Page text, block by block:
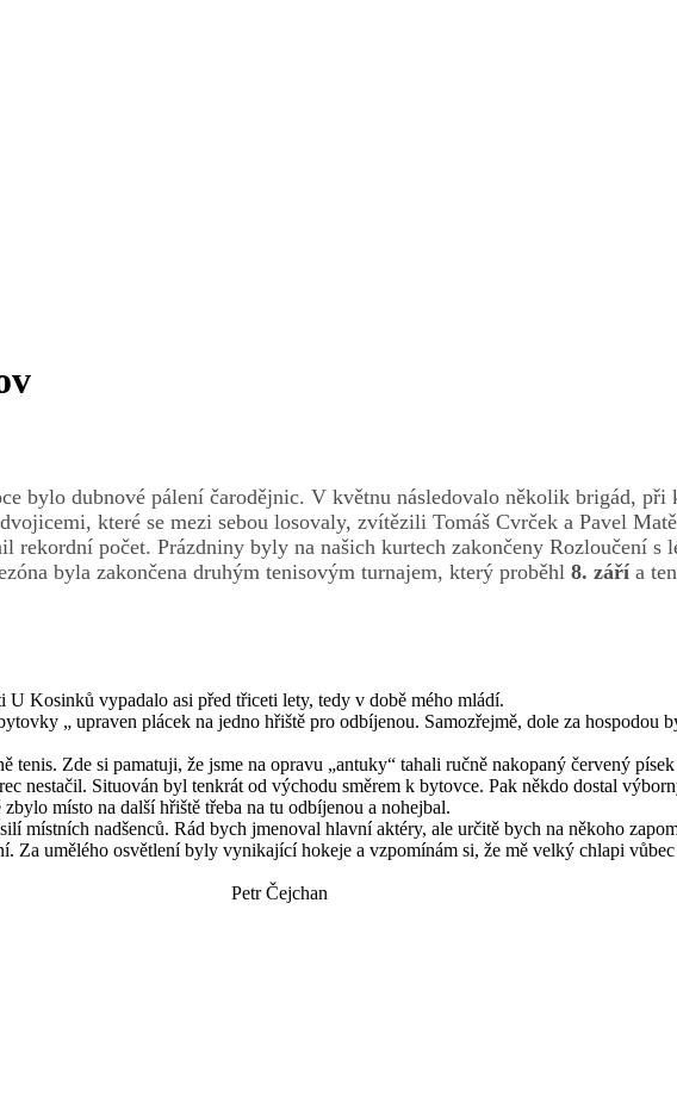
bylo dubnové pálení čarodějnic. V květnu následovalo několik brigád,
které se mezi sebou losovaly, zvítězili Tomáš Cvrček a Pavel
rekordní počet. Prázdniny byly na našich kurtech zakončeny Rozloučení
byla zakončena druhým tenisovým turnajem, který proběhl 8. září a
U Kosinků vypadalo asi před třiceti lety, tedy v době mého mládí.
„ upraven plácek na jedno hřiště pro odbíjenou. Samozřejmě, dole za
tenis. Zde si pamatuji, že jsme na opravu „antuky“ tahali ručně nakopaný červený
nestačil. Situován byl tenkrát od východu směrem k bytovce. Pak někdo dostal
místo na další hřiště třeba na tu odbíjenou a nohejbal.
místních nadšenců. Rád bych jmenoval hlavní aktéry, ale určitě bych na někoho
Za umělého osvětlení byly vynikající hokeje a vzpomínám si, že mě velký chlapi